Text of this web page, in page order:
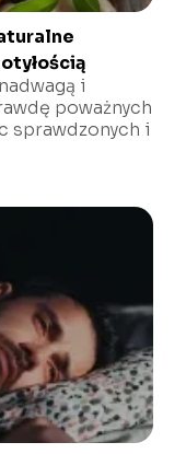
i
poważnych
sprawdzonych i